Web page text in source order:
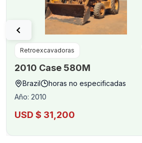
Retroexcavadoras
2010 Case 580M
Brazil
horas no especificadas
Año: 2010
USD $ 31,200